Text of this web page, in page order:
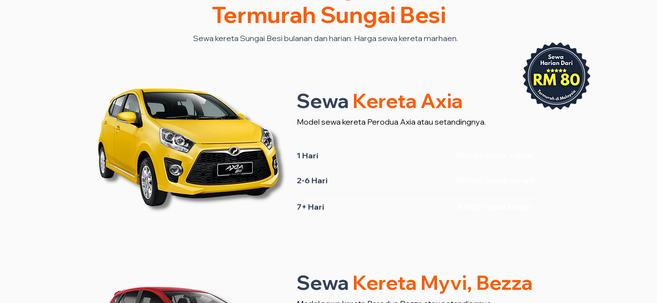
Termurah Sungai Besi
Sewa kereta Sungai Besi bulanan dan harian. Harga sewa kereta marhaen.
Sewa Kereta Axia
Model sewa kereta Perodua Axia atau setandingnya.
1 Hari
2-6 Hari
7+ Hari
Sewa Kereta Myvi, Bezza